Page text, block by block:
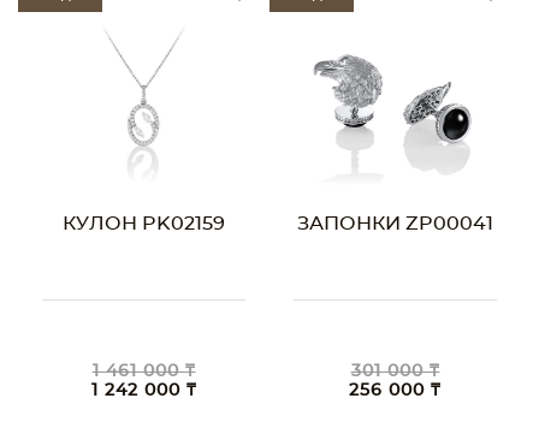
КУЛОН PK02159
1 461 000 ₸
1 242 000 ₸
ЗАПОНКИ ZP00041
301 000 ₸
256 000 ₸